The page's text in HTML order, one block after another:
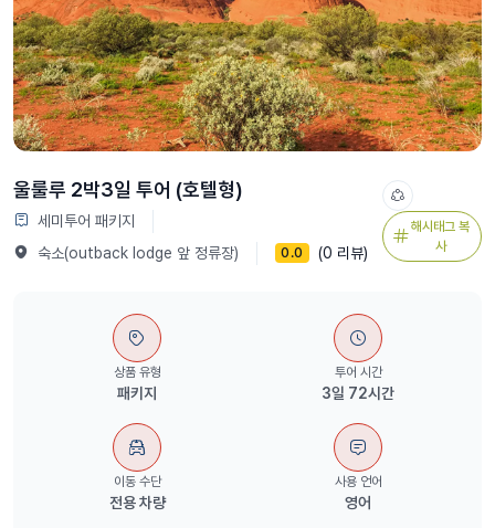
울룰루 2박3일 투어 (호텔형)
세미투어 패키지
숙소(outback lodge 앞 정류장)
0.0 (0 리뷰)
해시태그 복
사
상품 유형
패키지
투어 시간
3일 72시간
이동 수단
전용 차량
사용 언어
영어